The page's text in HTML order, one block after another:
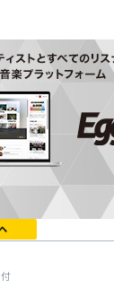
付